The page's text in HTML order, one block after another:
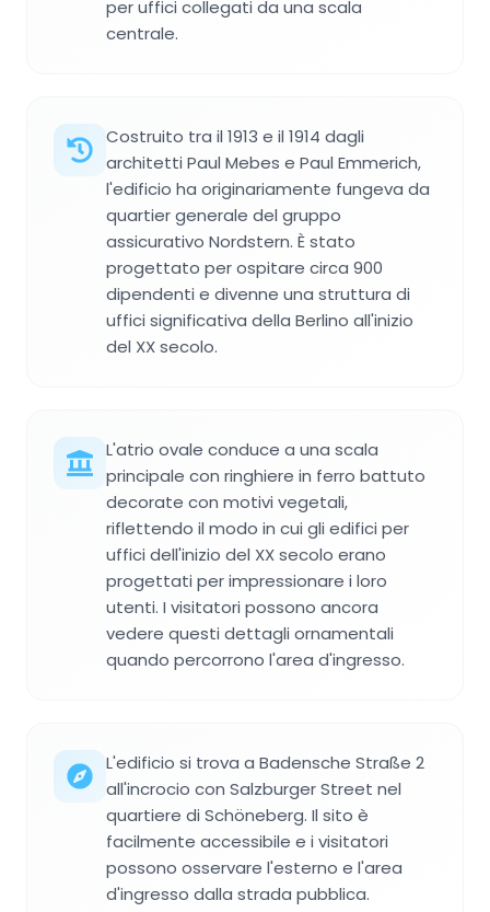
per uffici collegati da una scala
centrale.
Costruito tra il 1913 e il 1914 dagli
architetti Paul Mebes e Paul Emmerich,
l'edificio ha originariamente fungeva da
quartier generale del gruppo
assicurativo Nordstern. È stato
progettato per ospitare circa 900
dipendenti e divenne una struttura di
uffici significativa della Berlino all'inizio
del XX secolo.
L'atrio ovale conduce a una scala
principale con ringhiere in ferro battuto
decorate con motivi vegetali,
riflettendo il modo in cui gli edifici per
uffici dell'inizio del XX secolo erano
progettati per impressionare i loro
utenti. I visitatori possono ancora
vedere questi dettagli ornamentali
quando percorrono l'area d'ingresso.
L'edificio si trova a Badensche Straße 2
all'incrocio con Salzburger Street nel
quartiere di Schöneberg. Il sito è
facilmente accessibile e i visitatori
possono osservare l'esterno e l'area
d'ingresso dalla strada pubblica.